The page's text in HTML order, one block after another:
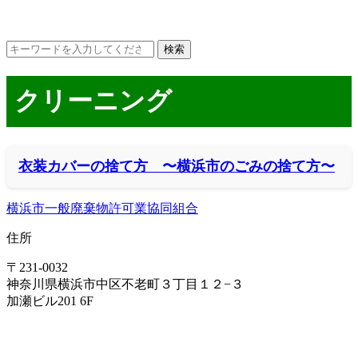
クリーニング
衣装カバーの捨て方 〜横浜市のごみの捨て方〜
横浜市一般廃棄物許可業協同組合
住所
〒231-0032
神奈川県横浜市中区不老町３丁目１２−３
加瀬ビル201 6F